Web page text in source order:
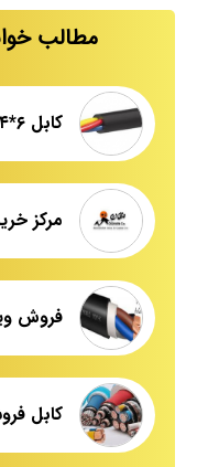
مطالب
کابل ۶*۴ افشان بهترین قیمت بازار
مرکز
فروش
کابل